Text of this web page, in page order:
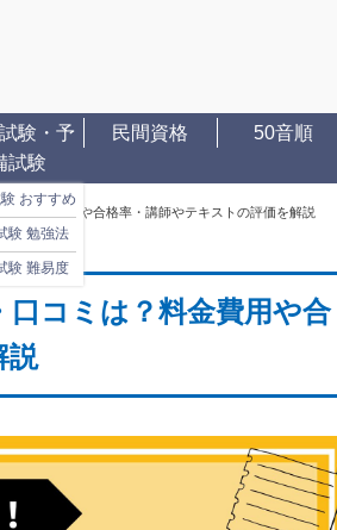
験・予
試験
おすすめ
験 勉強法
験 難易度
民間資格 50音順
？料金費用や合格率・講師やテキストの評価を解説
コミは？料金費用や合
説